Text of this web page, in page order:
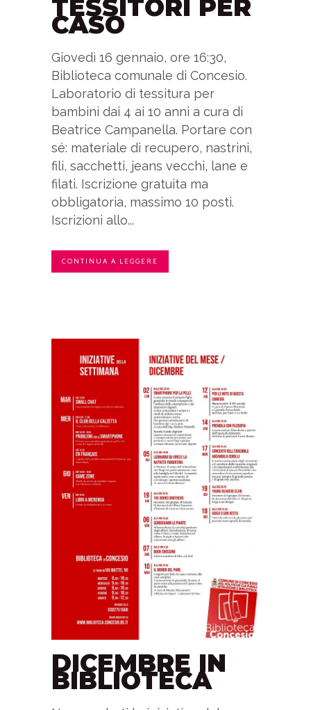
TESSITORI PER
CASO
Giovedì 16 gennaio, ore 16:30,
Biblioteca comunale di Concesio.
Laboratorio di tessitura per
bambini dai 4 ai 10 anni a cura di
Beatrice Campanella. Portare con
sé: materiale di recupero, nastrini,
fili, sacchetti, jeans vecchi, lane e
filati. Iscrizione gratuita ma
obbligatoria, massimo 10 posti.
Iscrizioni allo...
CONTINUA A LEGGERE
DICEMBRE IN
BIBLIOTECA